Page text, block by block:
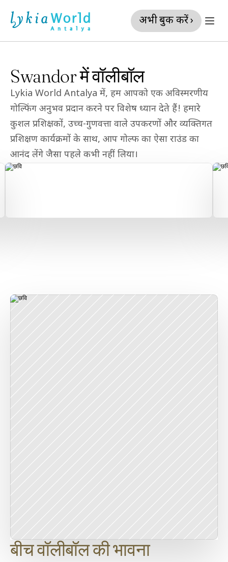
Swandor में वॉलीबॉल
Lykia World Antalya में, हम आपको एक अविस्मरणीय
गोल्फिंग अनुभव प्रदान करने पर विशेष ध्यान देते हैं! हमारे
कुशल प्रशिक्षकों, उच्च-गुणवत्ता वाले उपकरणों और व्यक्तिगत
प्रशिक्षण कार्यक्रमों के साथ, आप गोल्फ का ऐसा राउंड का
आनंद लेंगे जैसा पहले कभी नहीं लिया।
बीच वॉलीबॉल की भावना
अभी बुक करें ›